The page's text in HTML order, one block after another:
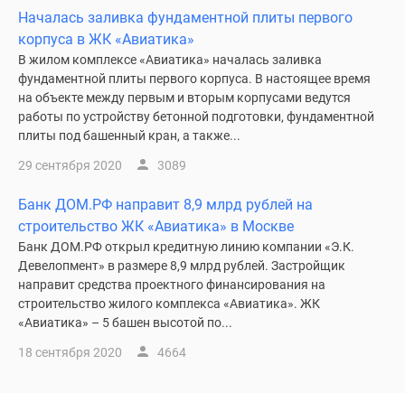
Началась заливка фундаментной плиты первого
корпуса в ЖК «Авиатика»
В жилом комплексе «Авиатика» началась заливка
фундаментной плиты первого корпуса. В настоящее время
на объекте между первым и вторым корпусами ведутся
работы по устройству бетонной подготовки, фундаментной
плиты под башенный кран, а также...
29 сентября 2020 3089
Банк ДОМ.РФ направит 8,9 млрд рублей на
строительство ЖК «Авиатика» в Москве
Банк ДОМ.РФ открыл кредитную линию компании «Э.К.
Девелопмент» в размере 8,9 млрд рублей. Застройщик
направит средства проектного финансирования на
строительство жилого комплекса «Авиатика». ЖК
«Авиатика» – 5 башен высотой по...
18 сентября 2020 4664